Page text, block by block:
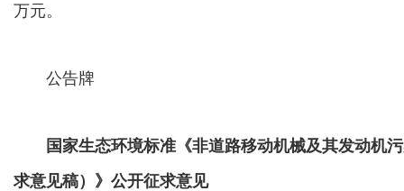
万元。
公告牌
国家生态环境标准《非道路移动机械及其发动机
求意见稿）》公开征求意见